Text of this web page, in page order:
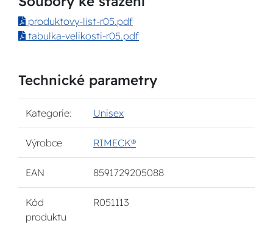
produktovy-list-r05.pdf
tabulka-velikosti-r05.pdf
Technické parametry
Kategorie: Unisex
Výrobce RIMECK®
EAN 8591729205088
Kód
produktu
R051113